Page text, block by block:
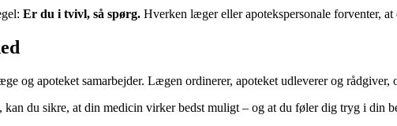
Er du i tvivl, så spørg. Hverken læger eller apotekspersonale forventer,
og apoteket samarbejder. Lægen ordinerer, apoteket udleverer og
kan du sikre, at din medicin virker bedst muligt – og at du føler dig tryg i din